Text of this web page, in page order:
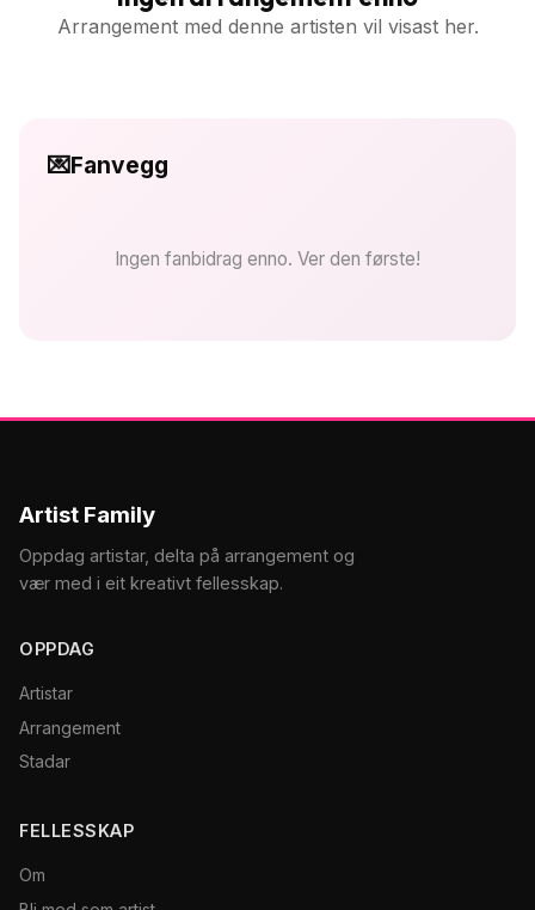
Arrangement med denne artisten vil visast her.
💌Fanvegg
Ingen fanbidrag enno. Ver den første!
Artist Family
Oppdag artistar, delta på arrangement og
vær med i eit kreativt fellesskap.
OPPDAG
Artistar
Arrangement
Stadar
FELLESSKAP
Om